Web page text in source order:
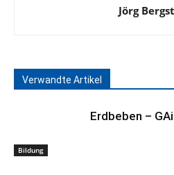
Jörg
Verwandte Artikel
Bildung
Erdbeben –